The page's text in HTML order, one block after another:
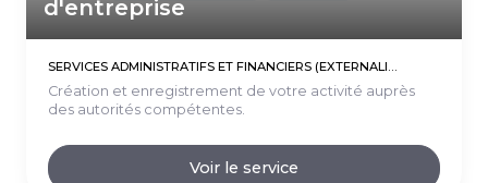
d'entreprise
SERVICES ADMINISTRATIFS ET FINANCIERS (EXTERNALISATIONS)
Création et enregistrement de votre activité auprès
des autorités compétentes.
Voir le service